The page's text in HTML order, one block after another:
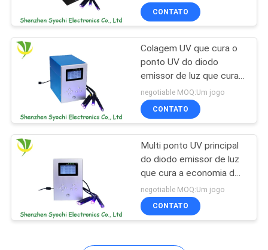
Refrigerador de
água industrial
Luz germicida UV do
equipamento uv da
irradiação clara do diodo
CONTATO
Colagem UV que cura o
ponto UV do diodo
emissor de luz que cura
refrigerar da natureza da
alta intensidade do
sistema
negotiable MOQ:Um jogo
CONTATO
Multi ponto UV principal
do diodo emissor de luz
que cura a economia de
energia do sistema para
o esparadrapo/colagem
de colas Epoxy uv
negotiable MOQ:Um jogo
CONTATO